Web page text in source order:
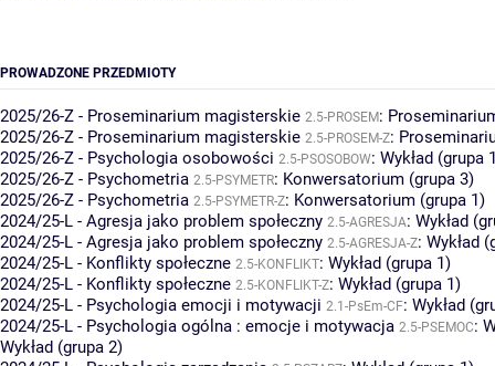
PROWADZONE PRZEDMIOTY
2025/26-Z - Proseminarium magisterskie 2.5-PROSEM:
2025/26-Z - Proseminarium magisterskie 2.5-PROSEM-Z:
2025/26-Z - Psychologia osobowości 2.5-PSOSOBOW: Wykład (grupa
2025/26-Z - Psychometria 2.5-PSYMETR: Konwersatorium (grupa 3)
2025/26-Z - Psychometria 2.5-PSYMETR-Z: Konwersatorium (grupa 1)
2024/25-L - Agresja jako problem społeczny 2.5-AGRESJA: Wykład
2024/25-L - Agresja jako problem społeczny 2.5-AGRESJA-Z: Wykład
2024/25-L - Konflikty społeczne 2.5-KONFLIKT: Wykład (grupa 1)
2024/25-L - Konflikty społeczne 2.5-KONFLIKT-Z: Wykład (grupa 1)
2024/25-L - Psychologia emocji i motywacji 2.1-PsEm-CF: Wykład
2024/25-L - Psychologia ogólna : emocje i motywacja 2.5-PSEMOC:
Wykład (grupa 2)